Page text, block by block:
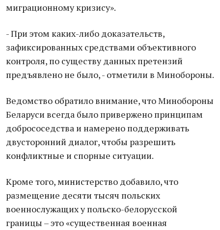
миграционному кризису».
- При этом каких-либо доказательств,
зафиксированных средствами объективного
контроля, по существу данных претензий
предъявлено не было, - отметили в Минобороны.
Ведомство обратило внимание, что Минобороны
Беларуси всегда было привержено принципам
добрососедства и намерено поддерживать
двусторонний диалог, чтобы разрешить
конфликтные и спорные ситуации.
Кроме того, министерство добавило, что
размещение десяти тысяч польских
военнослужащих у польско-белорусской
границы – это «существенная военная